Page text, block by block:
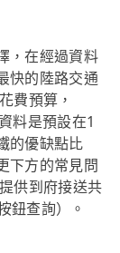
，在經過資料
快的陸路交通
費預算，
料是預設在1
的優缺點比
下方的常見問
供到府接送共
鈕查詢）。